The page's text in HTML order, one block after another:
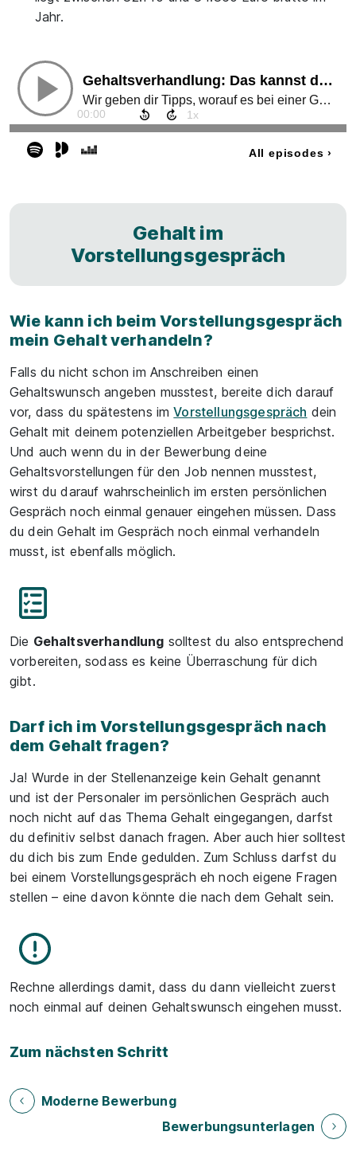
Jahr.
Gehalt im
Vorstellungsgespräch
Wie kann ich beim Vorstellungsgespräch
mein Gehalt verhandeln?
Falls du nicht schon im Anschreiben einen
Gehaltswunsch angeben musstest, bereite dich darauf
vor, dass du spätestens imVorstellungsgespräch dein
Gehalt mit deinem potenziellen Arbeitgeber besprichst.
Und auch wenn du in der Bewerbung deine
Gehaltsvorstellungen für den Job nennen musstest,
wirst du darauf wahrscheinlich im ersten persönlichen
Gespräch noch einmal genauer eingehen müssen. Dass
du dein Gehalt im Gespräch noch einmal verhandeln
musst, ist ebenfalls möglich.
Die Gehaltsverhandlung solltest du also entsprechend
vorbereiten, sodass es keine Überraschung für dich
gibt.
Darf ich im Vorstellungsgespräch nach
dem Gehalt fragen?
Ja! Wurde in der Stellenanzeige kein Gehalt genannt
und ist der Personaler im persönlichen Gespräch auch
noch nicht auf das Thema Gehalt eingegangen, darfst
du definitiv selbst danach fragen. Aber auch hier solltest
du dich bis zum Ende gedulden. Zum Schluss darfst du
bei einem Vorstellungsgespräch eh noch eigene Fragen
stellen – eine davon könnte die nach dem Gehalt sein.
Rechne allerdings damit, dass du dann vielleicht zuerst
noch einmal auf deinen Gehaltswunsch eingehen musst.
Zum nächsten Schritt
Moderne Bewerbung
Bewerbungsunterlagen